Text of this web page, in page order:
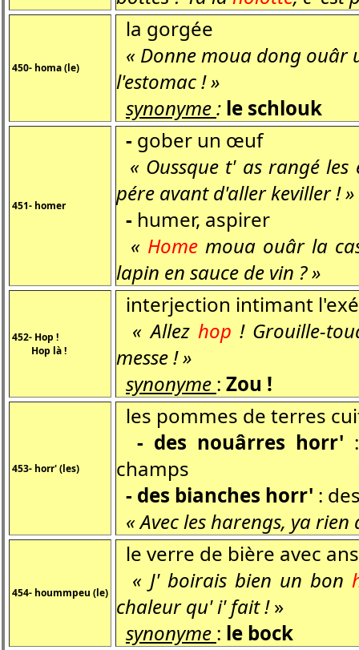
450- homa (le)
la gorgée
« Donne moua dong ouâr
l'estomac ! »
synonyme: le schlouk
451- homer
- gober un œuf
« Oussque t' as rangé
pére avant d'aller keviller ! »
- humer, aspirer
« Home moua ouâr la
lapin en sauce de vin ? »
452- Hop !
Hop là !
interjection intimant
« Allez hop ! Grouille-
messe ! »
synonyme : Zou !
453- horr' (les)
les pommes de terres
- des nouârres horr'
champs
- des bianches horr' :
« Avec les harengs, ya
454- hoummpeu (le)
le verre de bière avec
« J' boirais bien un bon
chaleur qu' i' fait !»
synonyme : le bock